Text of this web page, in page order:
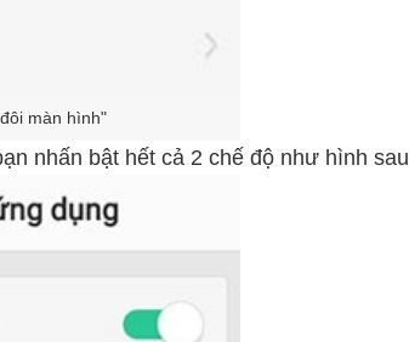
màn hình"
nhấn bật hết cả 2 chế độ như hình sau